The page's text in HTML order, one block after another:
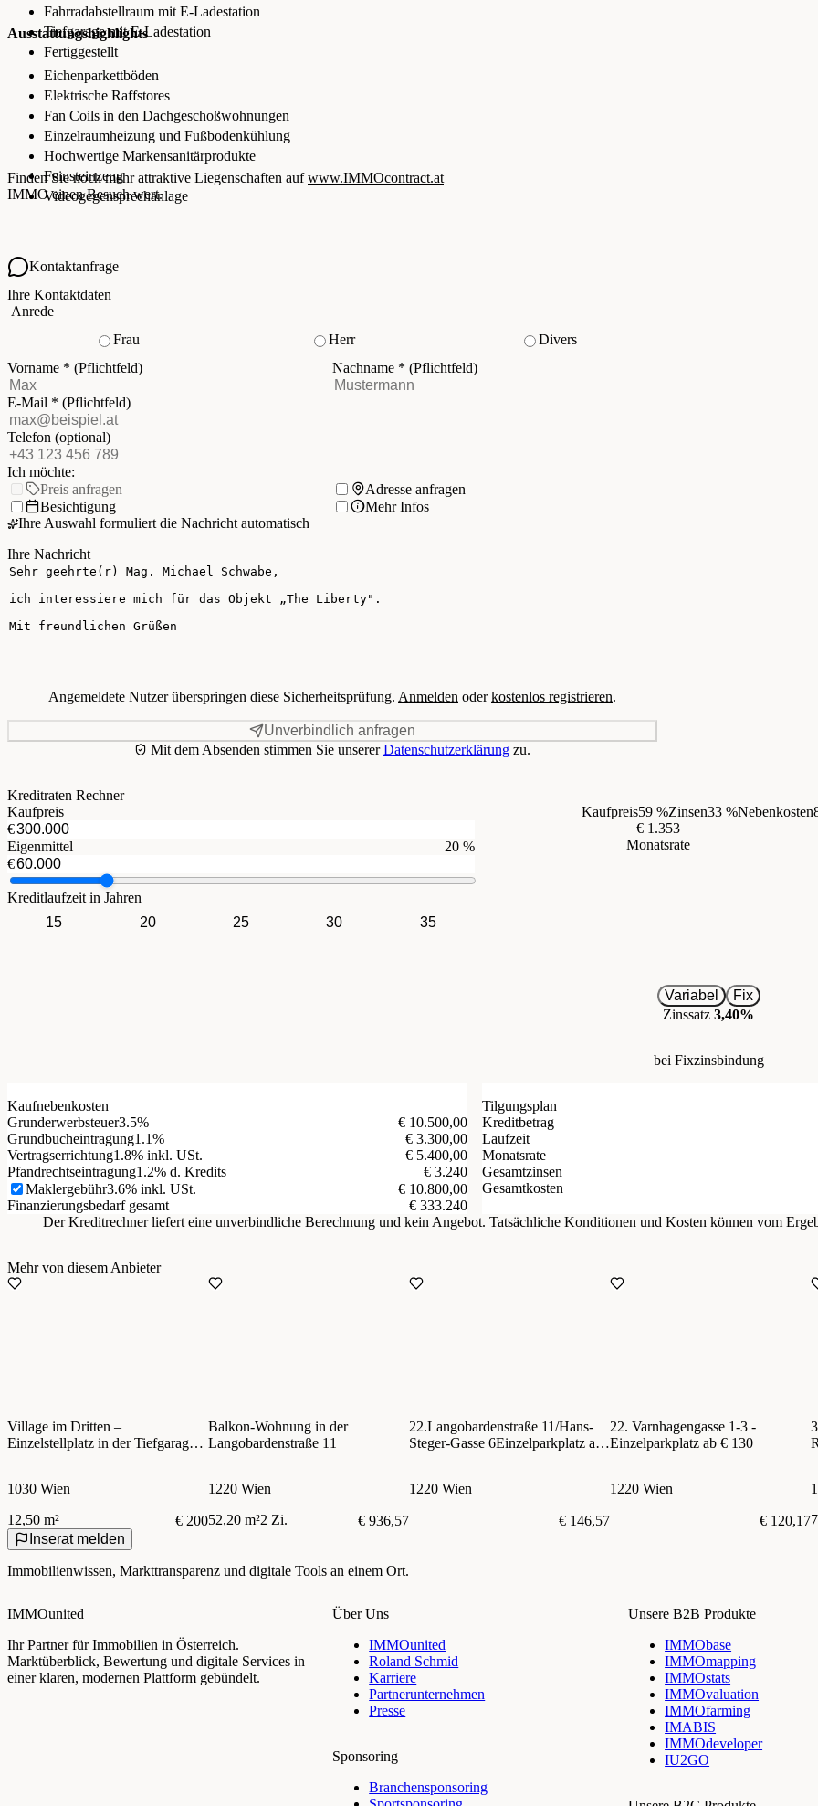
Fahrradabstellraum mit E-Ladestation
Tiefgarage mit E-Ladestation
Fertiggestellt
Ausstattungshighlights
Eichenparkettböden
Elektrische Raffstores
Fan Coils in den Dachgeschoßwohnungen
Einzelraumheizung und Fußbodenkühlung
Hochwertige Markensanitärprodukte
Feinsteinzeug
Videogegensprechanlage
Finden Sie noch mehr attraktive Liegenschaften aufwww.IMMOcontract.at
IMMO einen Besuch wert.
Kontaktanfrage
Ihre Kontaktdaten
Anrede
Frau
Herr
Divers
Vorname * (Pflichtfeld) Nachname * (Pflichtfeld)
E-Mail * (Pflichtfeld)
Telefon (optional)
Ich möchte:
Preis anfragen
Adresse anfragen
Besichtigung
Mehr Infos
Ihre Auswahl formuliert die Nachricht automatisch
Ihre Nachricht
Angemeldete Nutzer überspringen diese Sicherheitsprüfung. Anmelden oderkostenlos registrieren.
Unverbindlich anfragen
Mit dem Absenden stimmen Sie unsererDatenschutzerklärung zu.
Kreditraten Rechner
Kaufpreis
€
Eigenmittel
20 %
€
Kreditlaufzeit in Jahren
15
20 25 30 35
Kaufpreis59 %Zinsen33 %Nebenkosten
€ 1.353
Monatsrate
Variabel
Fix
Zinssatz 3,40%
bei Fixzinsbindung
Kaufnebenkosten
Grunderwerbsteuer3.5%
€ 10.500,00
Grundbucheintragung1.1%
€ 3.300,00
Vertragserrichtung1.8% inkl. USt.
€ 5.400,00
Pfandrechtseintragung1.2% d. Kredits
€ 3.240
Maklergebühr3.6% inkl. USt.
€ 10.800,00
Finanzierungsbedarf gesamt
€ 333.240
Tilgungsplan
Kreditbetrag
Laufzeit
Monatsrate
Gesamtzinsen
Gesamtkosten
Der Kreditrechner liefert eine unverbindliche Berechnung und kein Angebot. Tatsächliche Konditionen und Kosten können vom
Mehr von diesem Anbieter
Village im Dritten –
Einzelstellplatz in der Tiefgarage –
1030 Wien
12,50 m²
€ 200
Balkon-Wohnung in der
Langobardenstraße 11
1220 Wien
52,20 m²2 Zi. € 936,57
22.Langobardenstraße 11/Hans-
Steger-Gasse 6Einzelparkplatz ab
1220 Wien
€ 146,57
22. Varnhagengasse 1-3 -
Einzelparkplatz ab € 130
1220 Wien
€ 120,17
Inserat melden
Immobilienwissen, Markttransparenz und digitale Tools an einem Ort.
IMMOunited
Ihr Partner für Immobilien in Österreich.
Marktüberblick, Bewertung und digitale Services in
einer klaren, modernen Plattform gebündelt.
Über Uns
IMMOunited
Roland Schmid
Karriere
Partnerunternehmen
Presse
Sponsoring
Branchensponsoring
Unsere B2B Produkte
IMMObase
IMMOmapping
IMMOstats
IMMOvaluation
IMMOfarming
IMABIS
IMMOdeveloper
IU2GO